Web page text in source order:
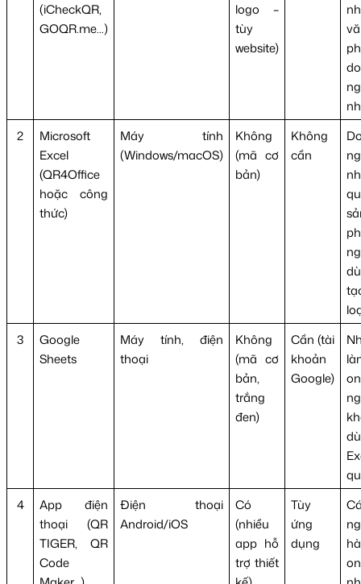
(iCheckQR,
GOQR.me...)
logo –
tùy
website)
2
Microsoft
Excel
(QR4Office
hoặc công
thức)
Máy tính
(Windows/macOS)
Không
(mã cơ
bản)
Không
cần
3
Google
Sheets
Máy tính, điện
thoại
Không
(mã cơ
bản,
trắng
đen)
Cần (tài
khoản
Google)
4
App điện
thoại (QR
TIGER, QR
Code
Điện thoại
Android/iOS
Có
(nhiều
app hỗ
trợ thiết
Tùy
ứng
dụng